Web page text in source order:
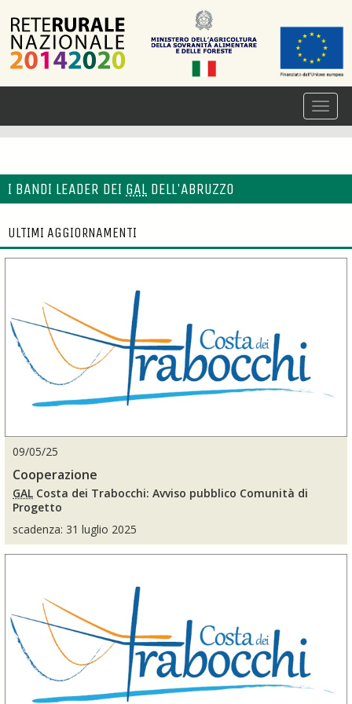
I BANDI LEADER DEI GAL DELL'ABRUZZO
ULTIMI AGGIORNAMENTI
09/05/25
Cooperazione
GAL Costa dei Trabocchi: Avviso pubblico Comunità di
Progetto
scadenza: 31 luglio 2025